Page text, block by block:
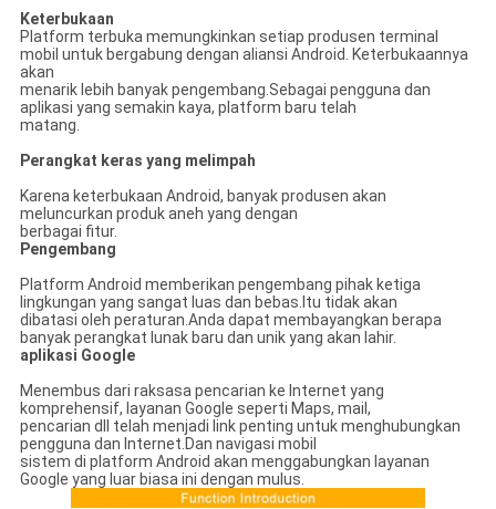
Keterbukaan
Platform terbuka memungkinkan setiap produsen terminal
mobil untuk bergabung dengan aliansi Android. Keterbukaannya
akan
menarik lebih banyak pengembang.Sebagai pengguna dan
aplikasi yang semakin kaya, platform baru telah
matang.
Perangkat keras yang melimpah
Karena keterbukaan Android, banyak produsen akan
meluncurkan produk aneh yang dengan
berbagai fitur.
Pengembang
Platform Android memberikan pengembang pihak ketiga
lingkungan yang sangat luas dan bebas.Itu tidak akan
dibatasi oleh peraturan.Anda dapat membayangkan berapa
banyak perangkat lunak baru dan unik yang akan lahir.
aplikasi Google
Menembus dari raksasa pencarian ke Internet yang
komprehensif, layanan Google seperti Maps, mail,
pencarian dll telah menjadi link penting untuk menghubungkan
pengguna dan Internet.Dan navigasi mobil
sistem di platform Android akan menggabungkan layanan
Google yang luar biasa ini dengan mulus.